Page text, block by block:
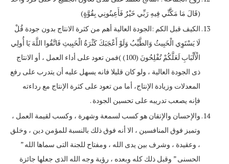
(قَالَ مَا مَكَّنِّي فِيهِ رَبِّي خَيْرٌ فَأَعِينُونِي بِقُوَّةٍ)
الكيف قبل الكم :الجودة العالية أهم من كثرة الانتاج بدون جودة قُلْ
لَا يَسْتَوِي الْخَبِيثُ وَالطَّيِّبُ وَلَوْ أَعْجَبَكَ كَثْرَةُ الْخَبِيثِ فَاتَّقُوا اللَّهَ يَا أُولِي
الْأَلْبَابِ لَعَلَّكُمْ تُفْلِحُونَ (100) )فمن تعود على أداء العمل ، أو الانتاج
ذى الجودة العالية ، ولو كان قليلا فانه يسهل عليه أن يتدرب على رفع
المعدلات وزيادة الإنتاج، أما من تعود على كثرة الإنتاج مع رداءته
فإنه يصعب تدريبه على تحسين الجودة .
والإحسان والإتقان هو كسب لسمعة وشهرة ، وكسب لقيمة العمل ،
وتميز فوق المنافسين ، الا أنه فوق ذلك بالنسبة للمؤمن دين ، وخلق
، وعقيدة ، وشرف بين يدى الله ، ومفتاح للجنة التى سماها الله ”
الحسنى ” وقبل ذلك كله وبعده ، رؤية وجه الله الذى جعلها جائزة